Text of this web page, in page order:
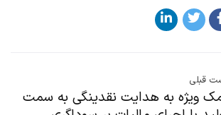
قبلی
ویژه به هدایت نقدینگی به سمت